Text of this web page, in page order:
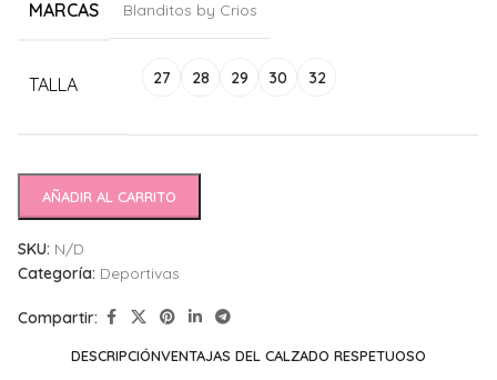
MARCAS Blanditos by Crios
TALLA 27 28 29 30 32
AÑADIR AL CARRITO
SKU: N/D
Categoría: Deportivas
Compartir:
DESCRIPCIÓNVENTAJAS DEL CALZADO RESPETUOSO